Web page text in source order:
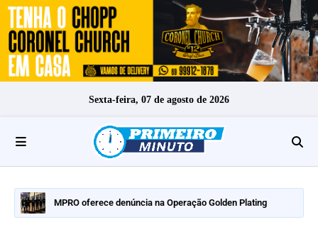
Sexta-feira, 07 de agosto de 2026
MPRO oferece denúncia na Operação Golden Plating